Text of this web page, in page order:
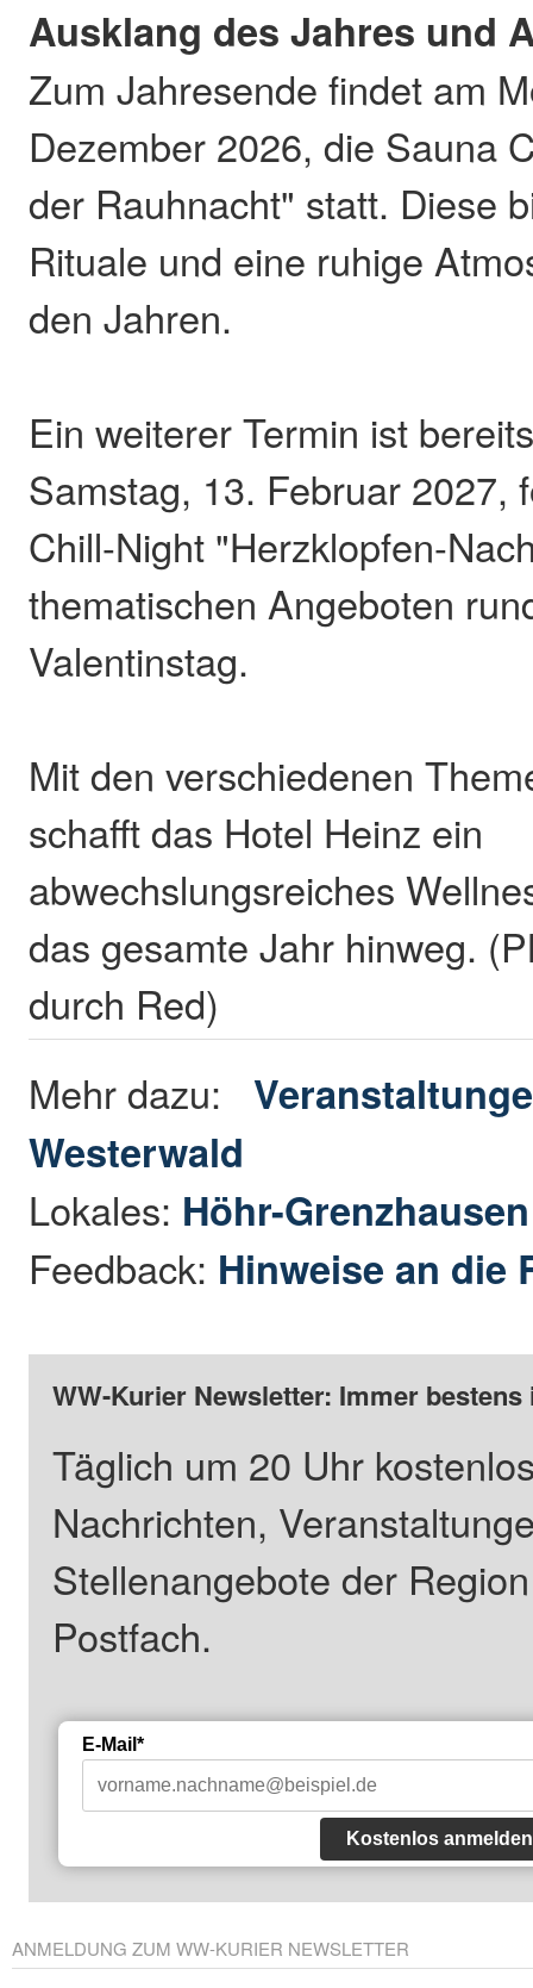
Ausklang des Jahres und
Zum Jahresende findet am
Dezember 2026, die Sauna
der Rauhnacht" statt. Diese
Rituale und eine ruhige
den Jahren.
Ein weiterer Termin ist
Samstag, 13. Februar 2027,
Chill-Night "Herzklopfen-
thematischen Angeboten
Valentinstag.
Mit den verschiedenen
schafft das Hotel Heinz ein
abwechslungsreiches
das gesamte Jahr hinweg.
durch Red)
Mehr dazu:
Westerwald
Lokales: Höhr-
Feedback: Hinweise an die
WW-Kurier Newsletter: Immer
Täglich um 20 Uhr
Nachrichten,
Stellenangebote der
Postfach.
E-Mail*
Kostenlos anmelden
ANMELDUNG ZUM WW-KURIER NEWSLETTER